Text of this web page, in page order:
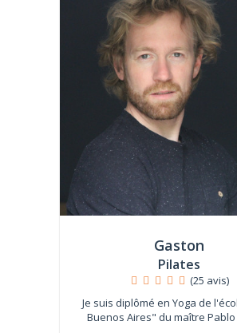
Gaston
Pilates
(25 avis)
Je suis diplômé en Yoga de
Buenos Aires" du maître Pablo